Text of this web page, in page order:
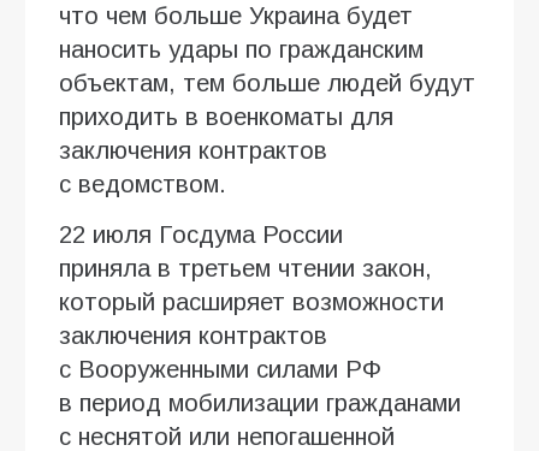
что чем больше Украина будет
наносить удары по гражданским
объектам, тем больше людей будут
приходить в военкоматы для
заключения контрактов
с ведомством.
22 июля Госдума России
приняла в третьем чтении закон,
который расширяет возможности
заключения контрактов
с Вооруженными силами РФ
в период мобилизации гражданами
с неснятой или непогашенной